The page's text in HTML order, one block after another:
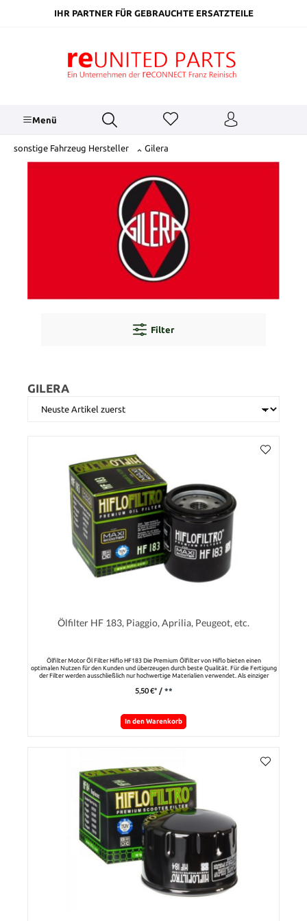
springenIHR PARTNER FÜR GEBRAUCHTE ERSATZTEILE
Menü
sonstige Fahrzeug Hersteller Gilera
Filter
GILERA
Ölfilter HF 183, Piaggio, Aprilia, Peugeot, etc.
Ölfilter Motor Öl Filter Hiflo HF183 Die Premium Ölfilter von Hiflo bieten einen
optimalen Nutzen für den Kunden und überzeugen durch beste Qualität. Für die Fertigung
der Filter werden ausschließlich nur hochwertige Materialien verwendet. Als einziger
Filter werden in allen relevanten Kriterien mit dem jeweiligen Originalfilter verglichen.
- 2013Aprilia Scarabeo 125 - TD000 2003Aprilia Scarabeo 125 - TD002 2004Aprilia Sportcity
125 - VB000 2004 - 2006Aprilia Sportcity 125 - VB002 2007 - 2008Aprilia Sportcity
125 Cube VBE00 2009 - 2012Aprilia Sportcity 125 One SG000 2009 - 2013Aprilia SR 125
i.e. Max PM35700 2011 - 2016Aprilia SR 125 Motard LBMM7 2012 - 2015Aprilia Atlantic
250 - SPB00 2004 - 2006Aprilia Grande 250 - VBD00 2011 - 2013Aprilia Scarabeo
250 ie VRB00 2006 - 2010Aprilia Sportcity ie VBB00 2007 - 2008Aprilia Atlantic 300
i.e. - SPG00 2010Aprilia Atlantic 300 i.e. - SPG00 2011 - 2013Aprilia Sportcity 300
i.e. Cube VBL00 2009Aprilia Sportcity 300 i.e. Cube VBL00 2010 - 2013Aprilia SR 300
i.e. Max PM35600 2011 - 2015Gilera DNA 125 - M26000 2002 - 2003Gilera Nexus 125
i.e - M35700 2009 - 2014Gilera Nexus 125 - M35500 2007 - 2008Gilera Runner 125 VX
4T - M24000 2001 - 2004Gilera Runner 125 VX 4T - M46100 2005 - 2006Gilera Runner 125
VX 4T - M46300 2007Gilera Runner 125 VX ST 4T - M46301 2008 - 2015Gilera DNA
180 - M26000 2001 - 2003Gilera Runner 180 VXR 4T - M24000 2001 - 2002Gilera Runner
200 VXR ST - M46401 2008 - 2012Gilera Runner 200 VXR - M24000 2003 - 2004Gilera
Runner 200 VXR - M46200 2005 - 2007Gilera Nexus 250 - M35400 2007 - 2008Gilera Nexus
300 i - SFA353 2009 - 2014Peugeot Looxor 125 - P2AAAA 2003 - 2005Peugeot Looxor
125 - P2AABA 2006Peugeot Geopolis 250 RS Premium N2ADAA 2007 - 2011Peugeot
Geopolis 250 - N2ADAA 2006 - 2011Peugeot Satelis 250 - J2ADAA 2006 - 2011Peugeot
Geopolis 300 Premium - 2010 - 2013Peugeot Satelis 300 II ie - - 2013 - 2015Piaggio Beverly
125 GT - M2810 2002 - 2003Piaggio Beverly 125 GT - M28400 2004 - 2008Piaggio Beverly
125 i.e. - ZAMP69100 2010 - 2015Piaggio Beverly 125 Tourer - M28901 2008 - 2010Piaggio
Beverly 125 - M2810 2002 - 2003Piaggio Beverly 125 - M28400 2004Piaggio Carnaby
125 - M60200 2007 - 2011Piaggio Fly 125 - M42100 2005 - 2007Piaggio Fly
5,50 €* / **
In den Warenkorb